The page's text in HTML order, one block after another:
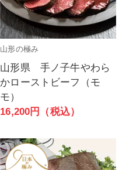
山形の極み
山形県 手ノ子牛やわら
かローストビーフ（モ
モ）
16,200円（税込）